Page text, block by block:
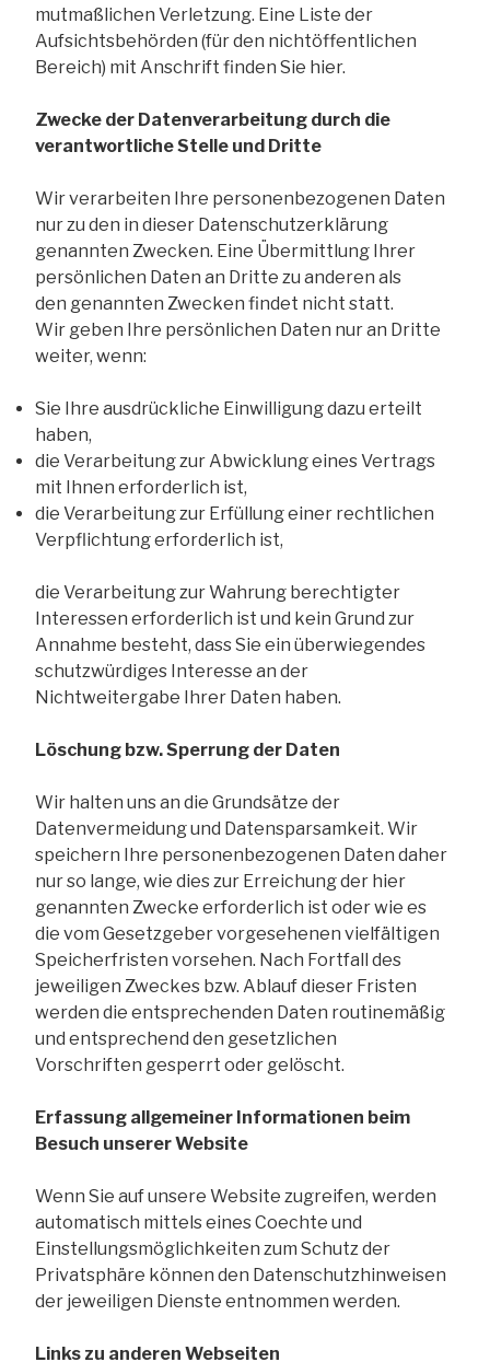
mutmaßlichen Verletzung. Eine Liste der
Aufsichtsbehörden (für den nichtöffentlichen
Bereich) mit Anschrift finden Sie hier.
Zwecke der Datenverarbeitung durch die
verantwortliche Stelle und Dritte
Wir verarbeiten Ihre personenbezogenen Daten
nur zu den in dieser Datenschutzerklärung
genannten Zwecken. Eine Übermittlung Ihrer
persönlichen Daten an Dritte zu anderen als
den genannten Zwecken findet nicht statt.
Wir geben Ihre persönlichen Daten nur an Dritte
weiter, wenn:
Sie Ihre ausdrückliche Einwilligung dazu erteilt
haben,
die Verarbeitung zur Abwicklung eines Vertrags
mit Ihnen erforderlich ist,
die Verarbeitung zur Erfüllung einer rechtlichen
Verpflichtung erforderlich ist,
die Verarbeitung zur Wahrung berechtigter
Interessen erforderlich ist und kein Grund zur
Annahme besteht, dass Sie ein überwiegendes
schutzwürdiges Interesse an der
Nichtweitergabe Ihrer Daten haben.
Löschung bzw. Sperrung der Daten
Wir halten uns an die Grundsätze der
Datenvermeidung und Datensparsamkeit. Wir
speichern Ihre personenbezogenen Daten daher
nur so lange, wie dies zur Erreichung der hier
genannten Zwecke erforderlich ist oder wie es
die vom Gesetzgeber vorgesehenen vielfältigen
Speicherfristen vorsehen. Nach Fortfall des
jeweiligen Zweckes bzw. Ablauf dieser Fristen
werden die entsprechenden Daten routinemäßig
und entsprechend den gesetzlichen
Vorschriften gesperrt oder gelöscht.
Erfassung allgemeiner Informationen beim
Besuch unserer Website
Wenn Sie auf unsere Website zugreifen, werden
automatisch mittels eines Coechte und
Einstellungsmöglichkeiten zum Schutz der
Privatsphäre können den Datenschutzhinweisen
der jeweiligen Dienste entnommen werden.
Links zu anderen Webseiten